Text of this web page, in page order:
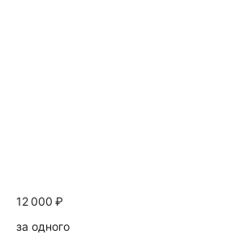
12 000 ₽
за одного